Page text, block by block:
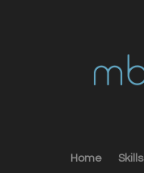
Home Skills